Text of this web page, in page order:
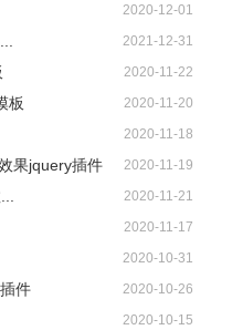
2020-12-01
2021-12-31
2020-11-22
板 2020-11-20
2020-11-18
果jquery插件 2020-11-19
2020-11-21
2020-11-17
2020-10-31
件 2020-10-26
2020-10-15